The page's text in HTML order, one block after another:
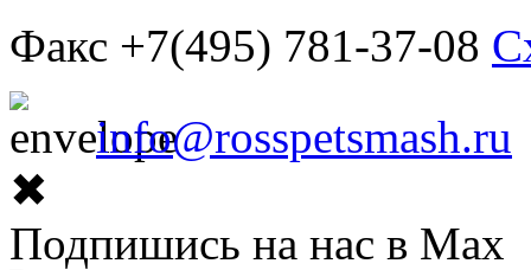
Факс +7(495) 781-37-08
info@rosspetsmash.ru
✖
Подпишись на нас в Max